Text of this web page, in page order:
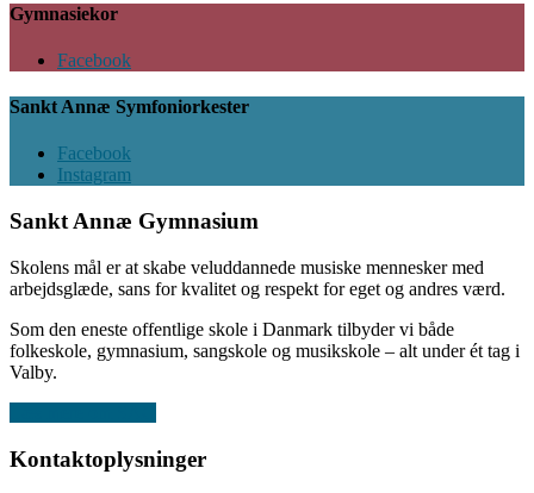
Gymnasiekor
Facebook
Sankt Annæ Symfoniorkester
Facebook
Instagram
Sankt Annæ Gymnasium
Skolens mål er at skabe veluddannede musiske mennesker med
arbejdsglæde, sans for kvalitet og respekt for eget og andres værd.
Som den eneste offentlige skole i Danmark tilbyder vi både
folkeskole, gymnasium, sangskole og musikskole – alt under ét tag i
Valby.
Kontaktoplysninger